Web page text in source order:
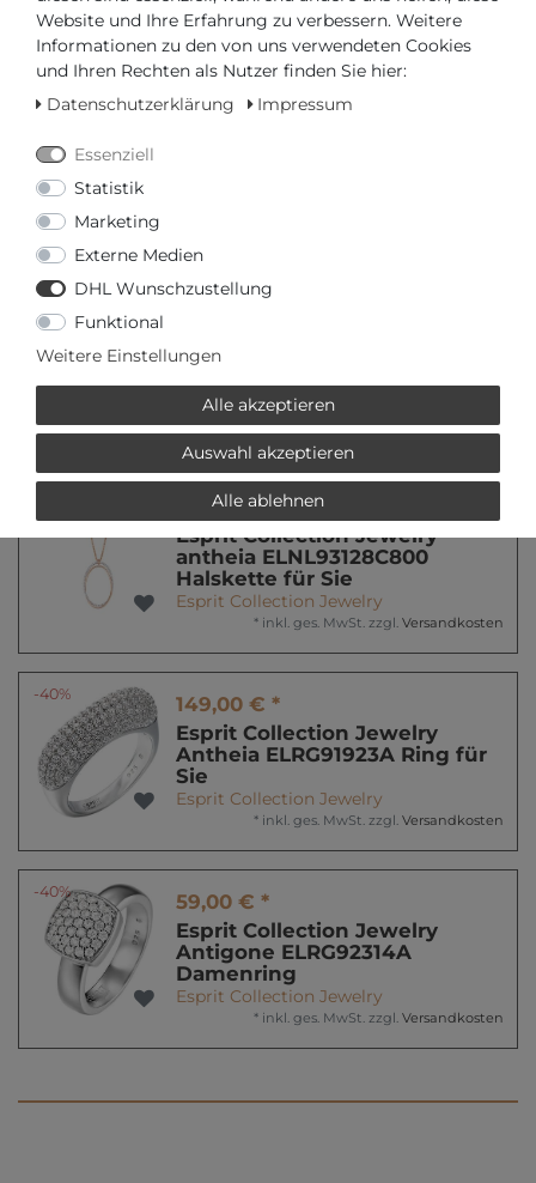
* inkl. ges. MwSt. zzgl. Versandkosten
VERWANDTE PRODUKTE
ESPRIT COLLECTION
JEWELRY
adelphia ELNL93162A420
Halskette für Sie
Esprit Collection Jewelry
*inkl. ges. MwSt. zzgl. Versandkosten
153,30 € *
Esprit Collection Jewelry
antheia ELNL93128C800
Halskette für Sie
Esprit Collection Jewelry
* inkl. ges. MwSt. zzgl. Versandkosten
-40%
149,00 € *
Esprit Collection Jewelry
Antheia ELRG91923A Ring für
Sie
Esprit Collection Jewelry
* inkl. ges. MwSt. zzgl. Versandkosten
-40%
59,00 € *
Esprit Collection Jewelry
Antigone ELRG92314A
Damenring
Esprit Collection Jewelry
* inkl. ges. MwSt. zzgl. Versandkosten
Website und Ihre Erfahrung zu verbessern. Weitere
Informationen zu den von uns verwendeten Cookies
und Ihren Rechten als Nutzer finden Sie hier:
Datenschutzerklärung
Impressum
Essenziell
Statistik
Marketing
Externe Medien
DHL Wunschzustellung
Funktional
Weitere Einstellungen
Alle akzeptieren
Auswahl akzeptieren
Alle ablehnen